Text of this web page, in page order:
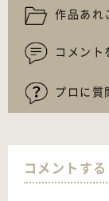
作品あれ
コメント
プロに質
コメントす